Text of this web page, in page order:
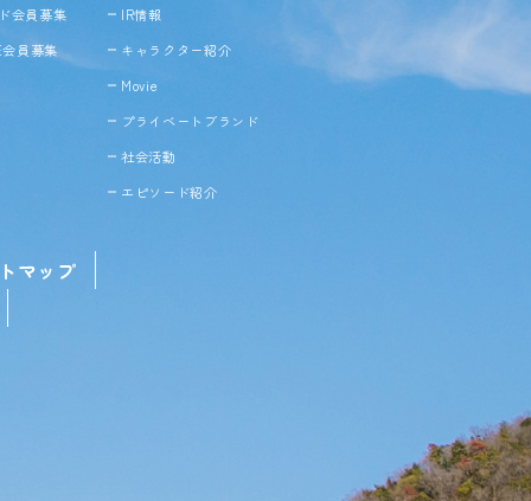
会員募集
員募集
IR情報
キャラクター紹介
Movie
プライベートブランド
社会活動
エピソード紹介
マップ